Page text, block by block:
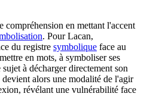
compréhension en mettant l'accent
. Pour Lacan,
du registre symbolique face au
en mots, à symboliser ses
à décharger directement son
alors une modalité de l'agir
révélant une vulnérabilité face